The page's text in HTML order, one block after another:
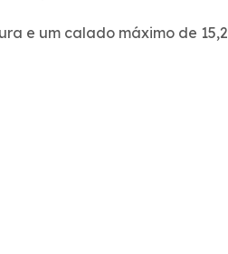
e um calado máximo de 15,2